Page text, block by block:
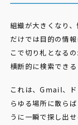
組織が大きくなり
だけでは目的の情
こで切り札となる
横断的に検索でき
これは、Gmail、
らゆる場所に散ら
うに一瞬で探し出